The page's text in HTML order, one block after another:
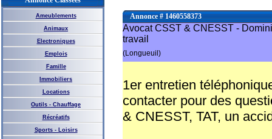
Ameublements
Animaux
Electroniques
Emplois
Famille
Immobiliers
Locations
Outils - Chauffage
Récréatifs
Sports - Loisirs
Annonce # 1460558373
Avocat CSST & CNESST -
travail
(Longueuil)
1er entretien
contacter pour des
& CNESST, TAT, un